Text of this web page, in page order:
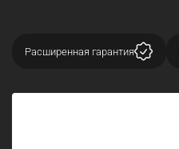
Расширенная гарантия